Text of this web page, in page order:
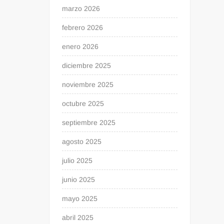
marzo 2026
febrero 2026
enero 2026
diciembre 2025
noviembre 2025
octubre 2025
septiembre 2025
agosto 2025
julio 2025
junio 2025
mayo 2025
abril 2025